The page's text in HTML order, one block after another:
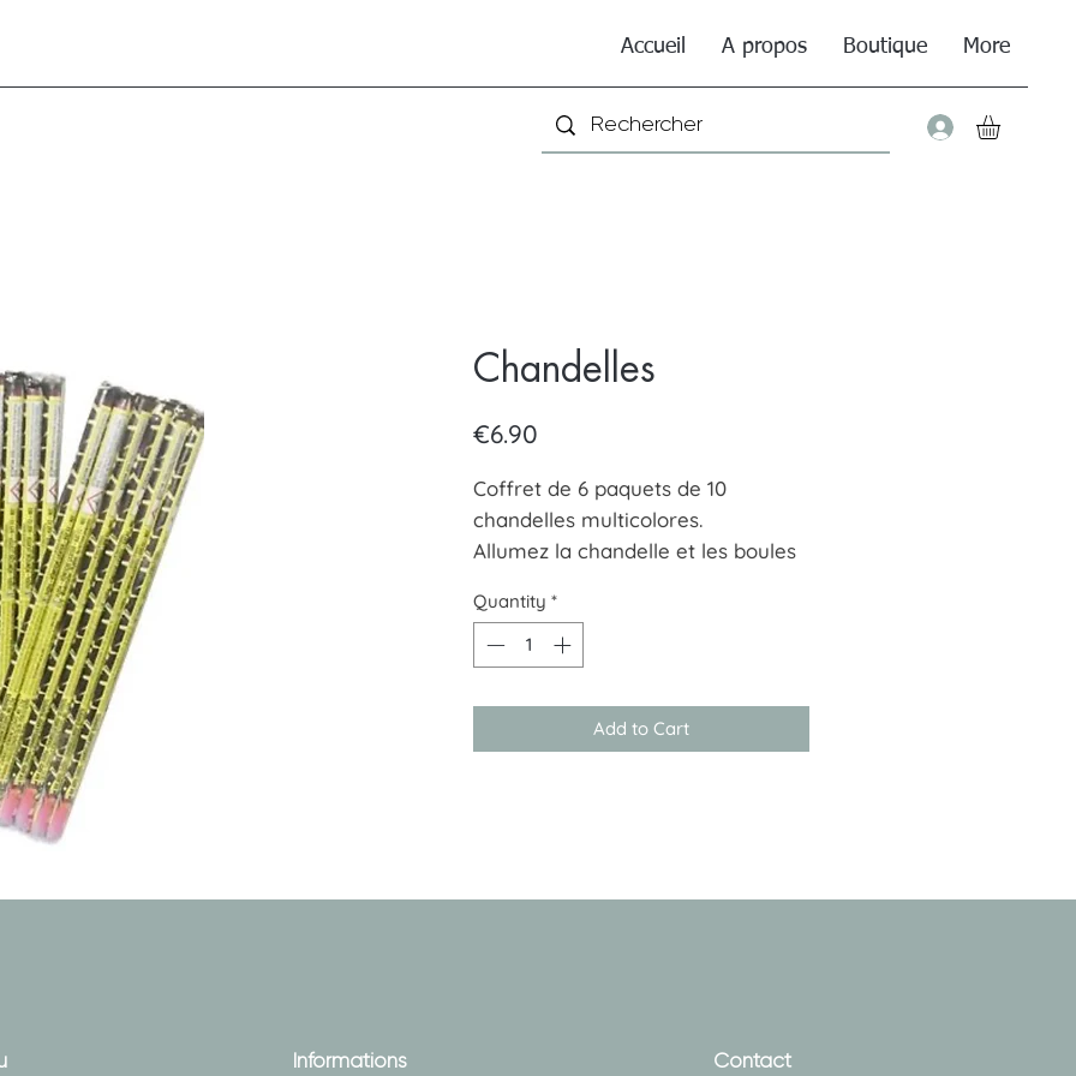
Accueil A propos Boutique More
Connexion
Chandelles
€6.90
Coffret de 6 paquets de 10
chandelles multicolores.
Allumez la chandelle et les boules
A partir de 18 ans
Quantity *
Add to Cart
Informations Contact